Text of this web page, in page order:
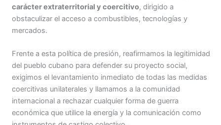
carácter extraterritorial y coercitivo, dirigido a
obstaculizar el acceso a combustibles, tecnologías y
mercados.
Frente a esta política de presión, reafirmamos la legitimidad
del pueblo cubano para defender su proyecto social,
exigimos el levantamiento inmediato de todas las medidas
coercitivas unilaterales y llamamos a la comunidad
internacional a rechazar cualquier forma de guerra
económica que utilice la energía y la comunicación como